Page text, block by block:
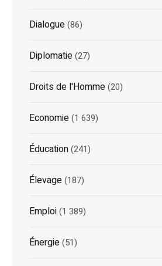
Dialogue(86)
Diplomatie(27)
Droits de l'Homme(20)
Economie(1 639)
Éducation(241)
Élevage(187)
Emploi(1 389)
Énergie(51)